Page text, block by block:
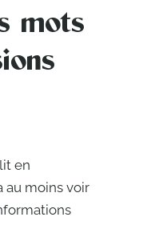
mots
en
au moins voir